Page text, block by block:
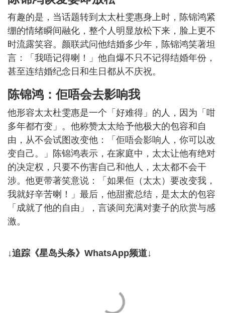
有趣的是，当话题转到太太杜雯惠身上时，陈锦鸿紧
绷的情绪瞬间融化，整个人明显放松下来，脸上更不
时流露笑容。颜联武问他结婚多少年，陈锦鸿笑著坦
言：「我唔记得喇！」他自爆不只不记得结婚年份，
甚至连结婚纪念日和生日都从不庆祝。
陈锦鸿：佢唔会去影响我
他形容太太杜雯惠是一个「好难得」的人，因为「咁
多年都冇变」。他称赞太太给予他极大的包容和自
由，从不会试图改变他：「佢唔会影响人，你可以改
变自己。」陈锦鸿表示，在家庭中，太太让他有绝对
的决定权，只要不伤害自己和他人，太太都不会干
涉。他更带著笑意说：「如果佢（太太）要改变我，
我就好辛苦喇！」最后，他甜蜜总结，是太太的包容
「成就了他的自由」，言谈间充满对妻子的欣赏与感
激。
↓追踪《星岛头条》WhatsApp频道↓